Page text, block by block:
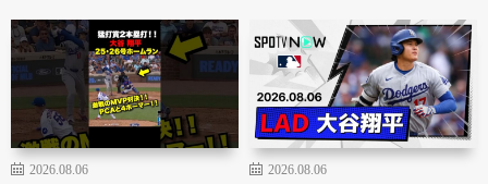
2026.08.06 2026.08.06